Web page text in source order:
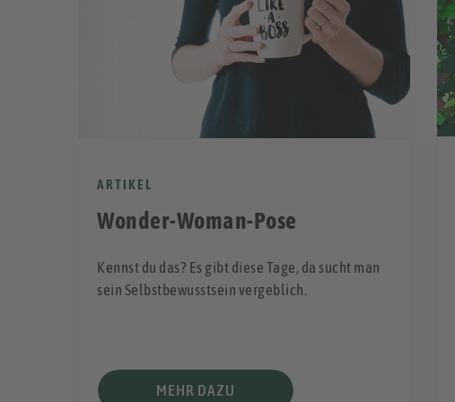
ARTIKEL
Wonder-Woman-Pose
Kennst du das? Es gibt diese Tage, da sucht man
sein Selbstbewusstsein vergeblich.
MEHR DAZU